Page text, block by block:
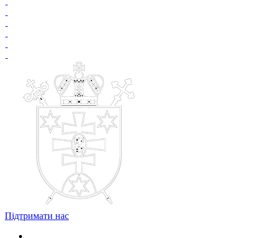
Підтримати нас